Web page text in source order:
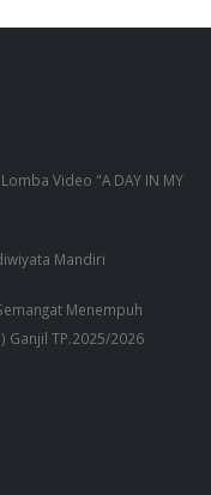
Video "A DAY IN MY
Mandiri
Menempuh
Ganjil TP.2025/2026